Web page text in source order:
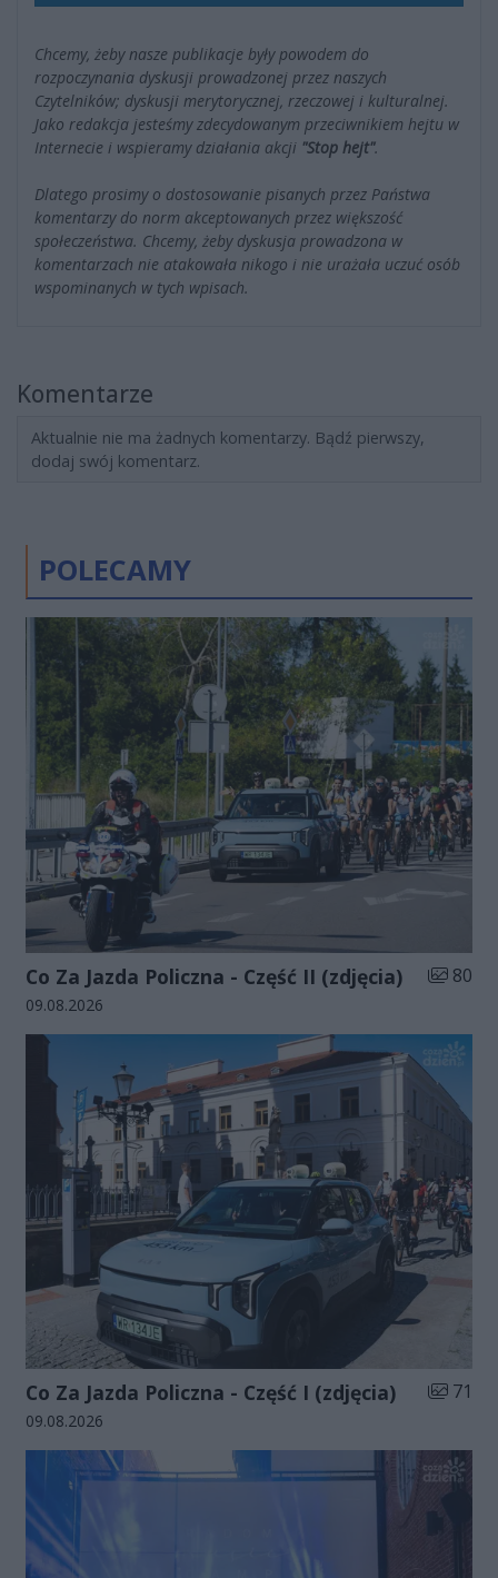
Chcemy, żeby nasze publikacje były powodem do
rozpoczynania dyskusji prowadzonej przez naszych
Czytelników; dyskusji merytorycznej, rzeczowej i kulturalnej.
Jako redakcja jesteśmy zdecydowanym przeciwnikiem hejtu w
Internecie i wspieramy działania akcji "Stop hejt".
Dlatego prosimy o dostosowanie pisanych przez Państwa
komentarzy do norm akceptowanych przez większość
społeczeństwa. Chcemy, żeby dyskusja prowadzona w
komentarzach nie atakowała nikogo i nie urażała uczuć osób
wspominanych w tych wpisach.
Komentarze
Aktualnie nie ma żadnych komentarzy. Bądź pierwszy,
dodaj swój komentarz.
POLECAMY
Co Za Jazda Policzna - Część II (zdjęcia) Liczba
80
Data dodania galerii:
09.08.2026
Co Za Jazda Policzna - Część I (zdjęcia) Liczba
71
Data dodania galerii:
09.08.2026